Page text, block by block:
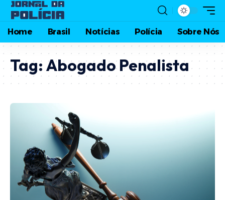
Home Brasil Notícias Polícia Sobre Nós
Tag: Abogado Penalista